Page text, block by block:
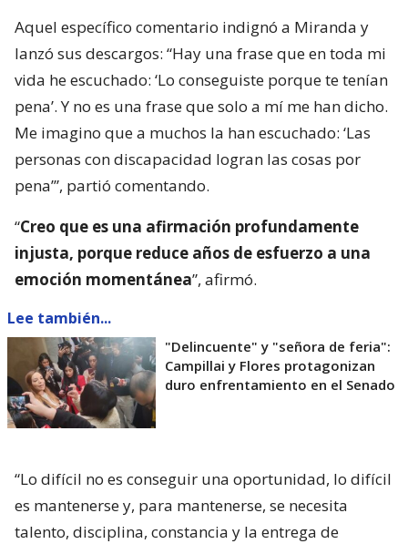
Aquel específico comentario indignó a Miranda y
lanzó sus descargos: “Hay una frase que en toda mi
vida he escuchado: ‘Lo conseguiste porque te tenían
pena’. Y no es una frase que solo a mí me han dicho.
Me imagino que a muchos la han escuchado: ‘Las
personas con discapacidad logran las cosas por
pena’”, partió comentando.
“Creo que es una afirmación profundamente
injusta, porque reduce años de esfuerzo a una
emoción momentánea”, afirmó.
Lee también...
"Delincuente" y "señora de feria":
Campillai y Flores protagonizan
duro enfrentamiento en el Senado
“Lo difícil no es conseguir una oportunidad, lo difícil
es mantenerse y, para mantenerse, se necesita
talento, disciplina, constancia y la entrega de